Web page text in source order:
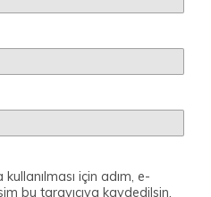
için adım, e-
bu tarayıcıya kaydedilsin.